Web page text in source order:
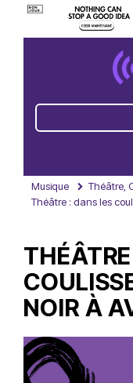
Musique
Théâtre,
Théâtre : dans les
NOIR À